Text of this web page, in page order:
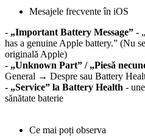
Mesajele frecvente în iOS
- „Important Battery Message” -
has a genuine Apple battery.” (Nu
originală Apple)
- „Unknown Part” / „Piesă
General → Despre sau Battery
- „Service” la Battery Health -
sănătate baterie
Ce mai poți observa